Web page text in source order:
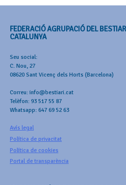
FEDERACIÓ AGRUPACIÓ DEL
CATALUNYA
Seu social:
C. Nou, 27
08620 Sant Vicenç dels Horts (Barcelona)
Correu: info@bestiari.cat
Telèfon: 93 517 55 87
Whatsapp: 647 69 52 63
Avís legal
Política de privacitat
Política de cookies
Portal de transparència